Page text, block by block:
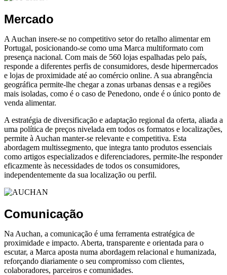
Mercado
A Auchan insere-se no competitivo setor do retalho alimentar em
Portugal, posicionando-se como uma Marca multiformato com
presença nacional. Com mais de 560 lojas espalhadas pelo país,
responde a diferentes perfis de consumidores, desde hipermercados
e lojas de proximidade até ao comércio online. A sua abrangência
geográfica permite-lhe chegar a zonas urbanas densas e a regiões
mais isoladas, como é o caso de Penedono, onde é o único ponto de
venda alimentar.
A estratégia de diversificação e adaptação regional da oferta, aliada a
uma política de preços nivelada em todos os formatos e localizações,
permite à Auchan manter-se relevante e competitiva. Esta
abordagem multissegmento, que integra tanto produtos essenciais
como artigos especializados e diferenciadores, permite-lhe responder
eficazmente às necessidades de todos os consumidores,
independentemente da sua localização ou perfil.
Comunicação
Na Auchan, a comunicação é uma ferramenta estratégica de
proximidade e impacto. Aberta, transparente e orientada para o
escutar, a Marca aposta numa abordagem relacional e humanizada,
reforçando diariamente o seu compromisso com clientes,
colaboradores, parceiros e comunidades.